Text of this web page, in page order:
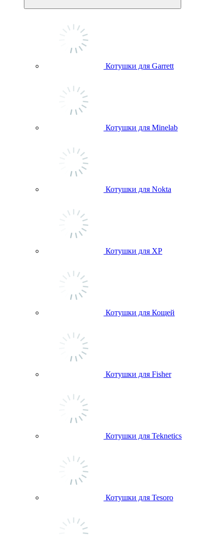
Котушки для Garrett
Котушки для Minelab
Котушки для Nokta
Котушки для ХР
Котушки для Кощей
Котушки для Fisher
Котушки для Teknetics
Котушки для Tesoro